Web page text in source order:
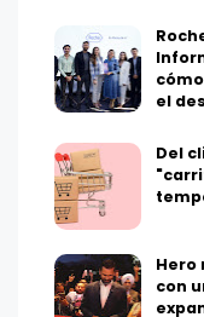
el
Del
Hero
con